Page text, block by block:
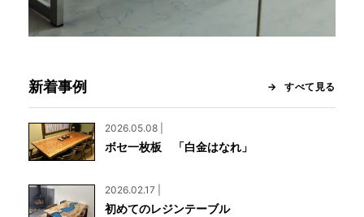
新着事例 すべて見る
2026.05.08 |
ボセ一枚板 「白金はなれ」
2026.02.17 |
初めてのレジンテーブル